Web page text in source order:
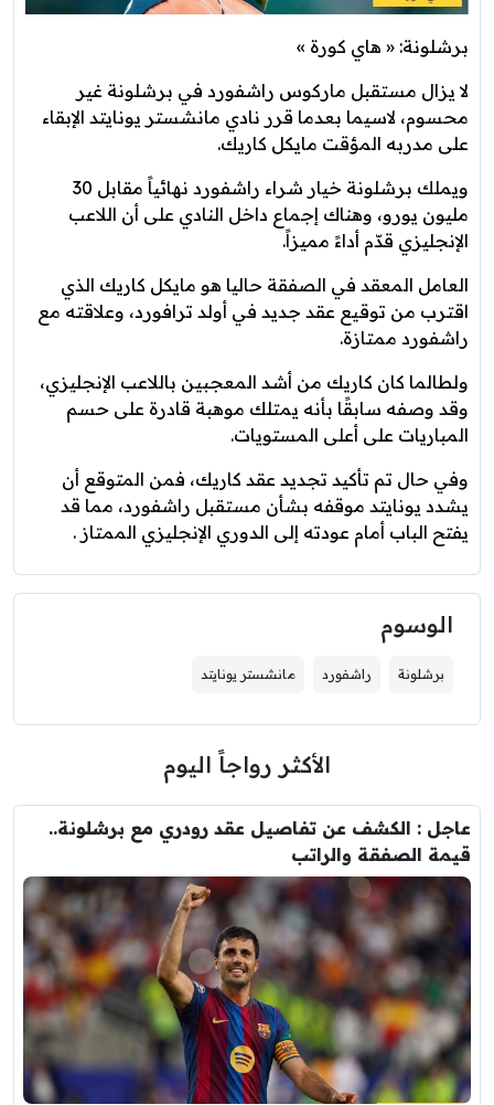
برشلونة: « هاي كورة »
لا يزال مستقبل ماركوس راشفورد في برشلونة غير
محسوم، لاسيما بعدما قرر نادي مانشستر يونايتد الإبقاء
على مدربه المؤقت مايكل كاريك.
ويملك برشلونة خيار شراء راشفورد نهائياً مقابل 30
مليون يورو، وهناك إجماع داخل النادي على أن اللاعب
الإنجليزي قدّم أداءً مميزاً.
العامل المعقد في الصفقة حاليا هو مايكل كاريك الذي
اقترب من توقيع عقد جديد في أولد ترافورد، وعلاقته مع
راشفورد ممتازة.
ولطالما كان كاريك من أشد المعجبين باللاعب الإنجليزي،
وقد وصفه سابقًا بأنه يمتلك موهبة قادرة على حسم
المباريات على أعلى المستويات.
وفي حال تم تأكيد تجديد عقد كاريك، فمن المتوقع أن
يشدد يونايتد موقفه بشأن مستقبل راشفورد، مما قد
يفتح الباب أمام عودته إلى الدوري الإنجليزي الممتاز .
الوسوم
برشلونة راشفورد مانشستر يونايتد
الأكثر رواجاً اليوم
عاجل : الكشف عن تفاصيل عقد رودري مع برشلونة..
قيمة الصفقة والراتب